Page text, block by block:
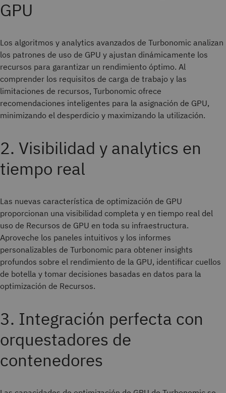
GPU
Los algoritmos y analytics avanzados de Turbonomic analizan
los patrones de uso de GPU y ajustan dinámicamente los
recursos para garantizar un rendimiento óptimo. Al
comprender los requisitos de carga de trabajo y las
limitaciones de recursos, Turbonomic ofrece
recomendaciones inteligentes para la asignación de GPU,
minimizando el desperdicio y maximizando la utilización.
2. Visibilidad y analytics en
tiempo real
Las nuevas característica de optimización de GPU
proporcionan una visibilidad completa y en tiempo real del
uso de Recursos de GPU en toda su infraestructura.
Aproveche los paneles intuitivos y los informes
personalizables de Turbonomic para obtener insights
profundos sobre el rendimiento de la GPU, identificar cuellos
de botella y tomar decisiones basadas en datos para la
optimización de Recursos.
3. Integración perfecta con
orquestadores de
contenedores